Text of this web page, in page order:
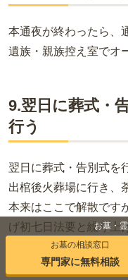
本通夜が終わったら、
遺族・親族控え室でオ
9.翌日に葬式・
行う
翌日に葬式・告別式を
出棺後火葬場に行き、
本来はここで解散です
げ初七日法要と繰り上
く見られます。
お墓・
お墓の相談窓口
専門家に無料相談